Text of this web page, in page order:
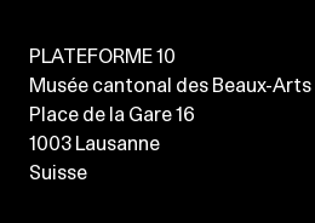
PLATEFORME 10
Musée cantonal des Beaux-Arts
Place de la Gare 16
1003 Lausanne
Suisse